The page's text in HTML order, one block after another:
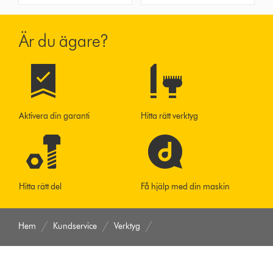
Är du ägare?
Aktivera din garanti Hitta rätt verktyg
Hitta rätt del Få hjälp med din maskin
Hem Kundservice Verktyg